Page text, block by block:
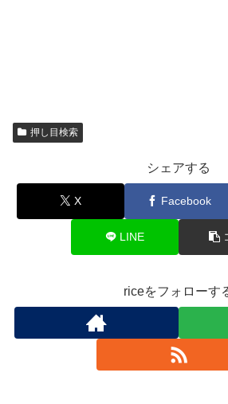
押し目検索
シェアする
X Facebook
LINE
riceをフォローす